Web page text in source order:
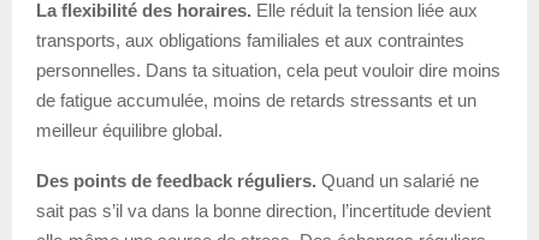
La flexibilité des horaires. Elle réduit la tension liée aux
transports, aux obligations familiales et aux contraintes
personnelles. Dans ta situation, cela peut vouloir dire moins
de fatigue accumulée, moins de retards stressants et un
meilleur équilibre global.
Des points de feedback réguliers. Quand un salarié ne
sait pas s’il va dans la bonne direction, l’incertitude devient